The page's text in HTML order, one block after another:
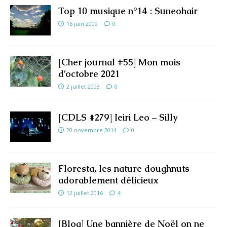
Top 10 musique n°14 : Suneohair
16 juin 2009 0
[Cher journal #55] Mon mois
d’octobre 2021
2 juillet 2023 0
[CDLS #279] Ieiri Leo – Silly
20 novembre 2014 0
Floresta, les nature doughnuts
adorablement délicieux
12 juillet 2016 4
[Blog] Une bannière de Noël on ne